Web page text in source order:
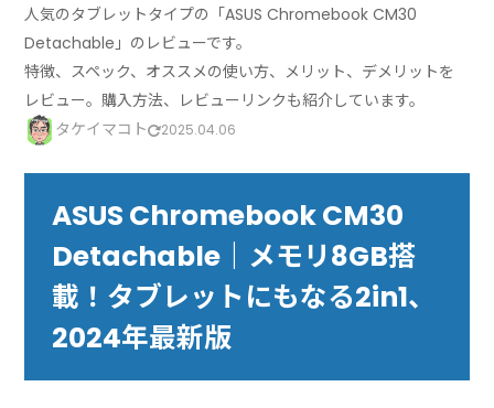
人気のタブレットタイプの「ASUS Chromebook CM30
Detachable」のレビューです。
特徴、スペック、オススメの使い方、メリット、デメリットを
レビュー。購入方法、レビューリンクも紹介しています。
タケイマコト
2025.04.06
ASUS Chromebook CM30
Detachable｜メモリ8GB搭
載！タブレットにもなる2in1、
2024年最新版